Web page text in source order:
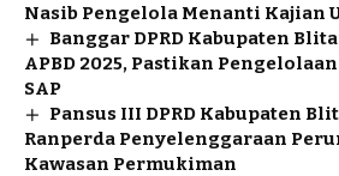
Nasib Pengelola Menanti Kajian
Banggar DPRD Kabupaten
APBD 2025, Pastikan
SAP
Pansus III DPRD Kabupaten
Ranperda Penyelenggaraan
Kawasan Permukiman